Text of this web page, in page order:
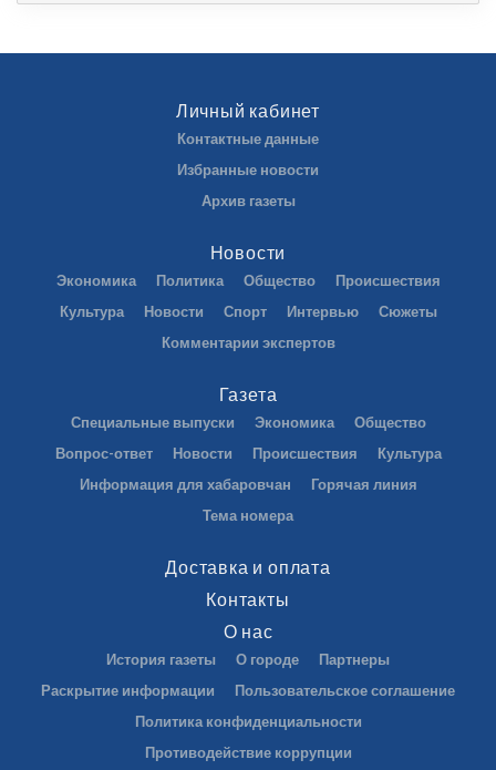
Личный кабинет
Контактные данные
Избранные новости
Архив газеты
Новости
Экономика Политика Общество
Происшествия
Культура
Новости Спорт Интервью
Сюжеты
Комментарии экспертов
Газета
Специальные выпуски Экономика
Общество
Вопрос-ответ
Новости Происшествия
Культура
Информация для хабаровчан
Горячая линия
Тема номера
Доставка и оплата
Контакты
О нас
История газеты О городе
Партнеры
Раскрытие информации
Пользовательское соглашение
Политика конфиденциальности
Противодействие коррупции